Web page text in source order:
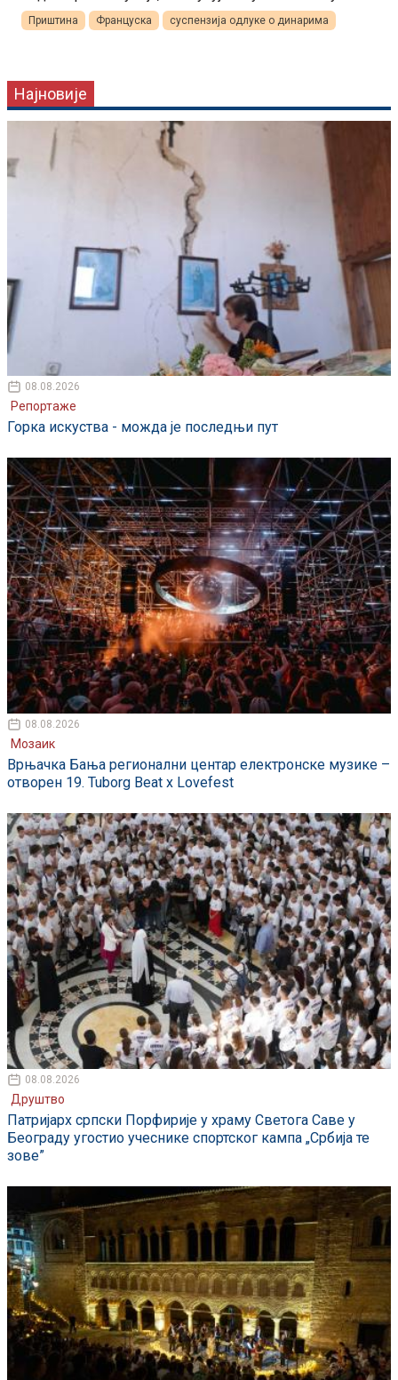
Приштина Француска суспензија одлуке о динарима
Најновије
08.08.2026
Репортаже
Горка искуства - можда је последњи пут
08.08.2026
Мозаик
Врњачка Бања регионални центар електронске музике –
отворен 19. Tuborg Beat x Lovefest
08.08.2026
Друштво
Патријарх српски Порфирије у храму Светога Саве у
Београду угостио учеснике спортског кампа „Србија те
зове”